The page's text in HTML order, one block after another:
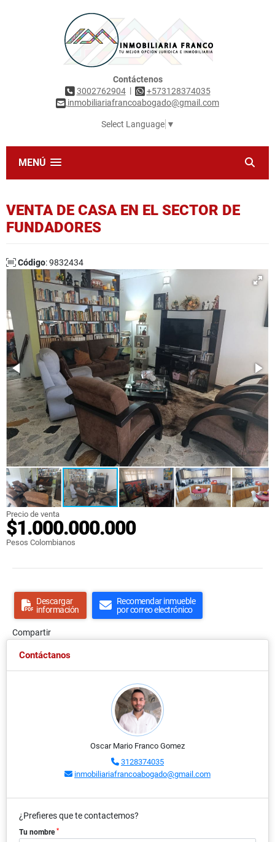
Contáctenos
3002762904|
+573128374035
inmobiliariafrancoabogado@gmail.com
Select Language ▼
MENÚ
VENTA DE CASA EN EL SECTOR DE
FUNDADORES
Código: 9832434
Precio de venta
$1.000.000.000
Pesos Colombianos
Descargar
información
Recomendar inmueble
por correo electrónico
Compartir
Contáctanos
Oscar Mario Franco Gomez
3128374035
inmobiliariafrancoabogado@gmail.com
¿Prefieres que te contactemos?
Tu nombre *